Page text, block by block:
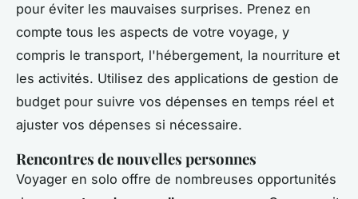
pour éviter les mauvaises surprises. Prenez en
compte tous les aspects de votre voyage, y
compris le transport, l'hébergement, la nourriture et
les activités. Utilisez des applications de gestion de
budget pour suivre vos dépenses en temps réel et
ajuster vos dépenses si nécessaire.
Rencontres de nouvelles personnes
Voyager en solo offre de nombreuses opportunités